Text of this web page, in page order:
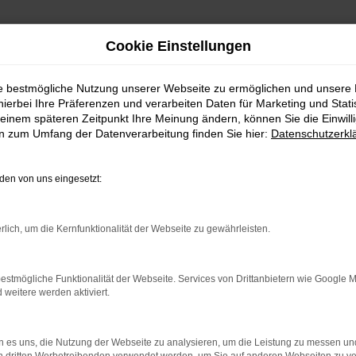
in München
beste Wahl für München
Sie sich in München erhebliche Preisvorteile. Und das,
dem jedoch ein Autohändler als Vorbesitzer eingetragen
zu machen und höhere Rabatte anzubieten. In nahezu
somit garantiert keinerlei Gebrauchsspuren auf. Ein
hinsichtlich der Sicherheitsausstattung ist dieser Aspekt
Network Error
Cookie Einstellungen
bestmögliche Nutzung unserer Webseite zu ermöglichen und unsere
Ihre Präferenzen und verarbeiten Daten für Marketing und
späteren Zeitpunkt Ihre Meinung ändern, können Sie die
zum Umfang der Datenverarbeitung finden Sie hier:
von uns eingesetzt:
um die Kernfunktionalität der Webseite zu gewährleisten.
Funktionalität der Webseite. Services von Drittanbietern wie Google
weitere werden aktiviert.
es uns, die Nutzung der Webseite zu analysieren, um die Leistung zu messen